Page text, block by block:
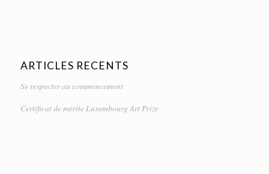
ARTICLES RECENTS
Se respecter au commencement
Certificat de mérite Luxembourg Art Prize